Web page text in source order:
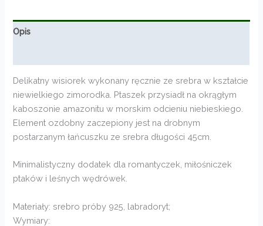
Opis
Delikatny wisiorek wykonany ręcznie ze srebra w kształcie
niewielkiego zimorodka. Ptaszek przysiadł na okrągłym
kaboszonie amazonitu w morskim odcieniu niebieskiego.
Element ozdobny zaczepiony jest na drobnym
postarzanym łańcuszku ze srebra długości 45cm.
Minimalistyczny dodatek dla romantyczek, miłośniczek
ptaków i leśnych wędrówek.
Materiały: srebro próby 925, labradoryt;
Wymiary: